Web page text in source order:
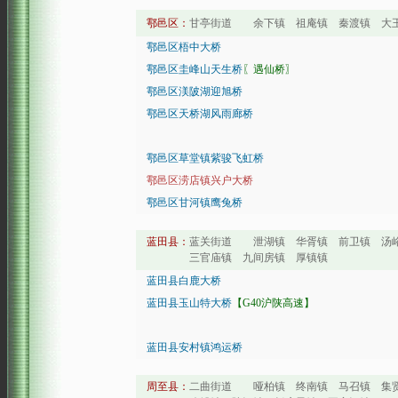
鄠邑区： 甘亭街道 余下镇 祖庵镇 秦渡镇 大
鄠邑区梧中大桥
鄠邑区圭峰山天生桥 〖遇仙桥〗
鄠邑区渼陂湖迎旭桥
鄠邑区天桥湖风雨廊桥
鄠邑区草堂镇紫骏飞虹桥
鄠邑区涝店镇兴户大桥
鄠邑区甘河镇鹰兔桥
蓝田县： 蓝关街道 泄湖镇 华胥镇 前卫镇 汤
三官庙镇 九间房镇 厚镇镇
蓝田县白鹿大桥
蓝田县玉山特大桥 【G40沪陕高速】
蓝田县安村镇鸿运桥
周至县： 二曲街道 哑柏镇 终南镇 马召镇 集